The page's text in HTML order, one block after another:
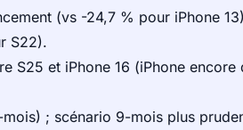
(vs -24,7 % pour iPhone 13)
S22).
S25 et iPhone 16 (iPhone
; scénario 9-mois plus